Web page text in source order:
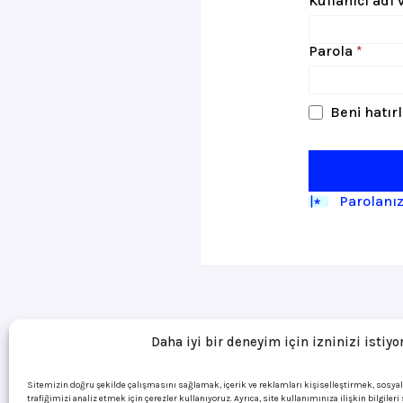
Daha iyi bir deneyim için izninizi
Sitemizin doğru şekilde çalışmasını sağlamak, içerik ve reklamları kişiselleştirmek,
trafiğimizi analiz etmek için çerezler kullanıyoruz. Ayrıca, site kullanımınıza ilişkin bilgileri
Parola *
Beni